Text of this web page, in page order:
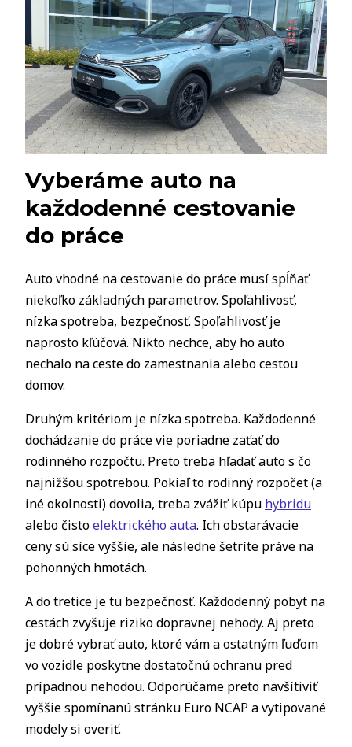
Vyberáme auto na
každodenné cestovanie
do práce
Auto vhodné na cestovanie do práce musí spĺňať
niekoľko základných parametrov. Spoľahlivosť,
nízka spotreba, bezpečnosť. Spoľahlivosť je
naprosto kľúčová. Nikto nechce, aby ho auto
nechalo na ceste do zamestnania alebo cestou
domov.
Druhým kritériom je nízka spotreba. Každodenné
dochádzanie do práce vie poriadne zaťať do
rodinného rozpočtu. Preto treba hľadať auto s čo
najnižšou spotrebou. Pokiaľ to rodinný rozpočet (a
iné okolnosti) dovolia, treba zvážiť kúpu hybridu
alebo čistoelektrického auta. Ich obstarávacie
ceny sú síce vyššie, ale následne šetríte práve na
pohonných hmotách.
A do tretice je tu bezpečnosť. Každodenný pobyt na
cestách zvyšuje riziko dopravnej nehody. Aj preto
je dobré vybrať auto, ktoré vám a ostatným ľuďom
vo vozidle poskytne dostatočnú ochranu pred
prípadnou nehodou. Odporúčame preto navšítiviť
vyššie spomínanú stránku Euro NCAP a vytipované
modely si overiť.